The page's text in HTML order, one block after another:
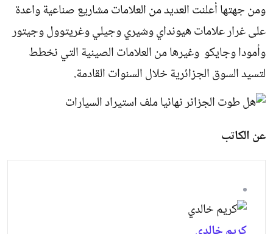
ومن جهتها أعلنت العديد من العلامات مشاريع صناعية واعدة
على غرار علامات هيونداي وشيري وجيلي وغريتوول وجيتور
وأمودا وجايكو وغيرها من العلامات الصينية التي نخطط
لتسيد السوق الجزائرية خلال السنوات القادمة.
عن الكاتب